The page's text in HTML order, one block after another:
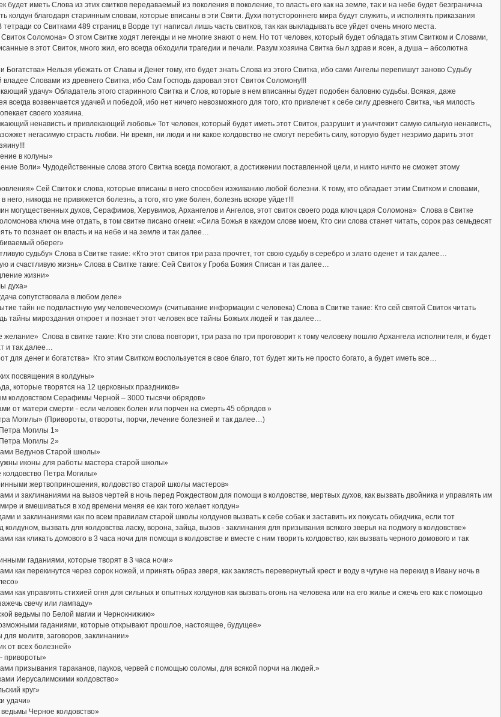
будет иметь Слова из этих свитков передаваемый из поколения в поколение, то власть его как на земле, так и на небе будет безгранична
колдун благодаря старинным словам, которые вписаны в эти Свити. Духи потустороннего мира будут служить, и исполнять приказания
тетради со Свитками 489 страниц в Ворде тут написал лишь часть свитков, так как выкладывать все уйдет очень много места.
Соломона» О этом Свитке ходят легенды и не многие знают о нем. Но тот человек, который будет обладать этим Свитком и Словами,
в этот Свиток, много жил, его всегда обходили трагедии и печали. Разум хозяина Свитка был здрав и ясен, а душа – абсолютна
Богатства» Нельзя убежать от Славы и Денег тому, кто будет знать Слова из этого Свитка, ибо сами Ангелы перепишут заново Судьбу
владее Словами из древнего Свитка, ибо Сам Господь даровал этот Свиток Соломону!!!
удачу» Обладатель этого старинного Свитка и Слов, которые в нем вписанны будет подобен баловню судьбы. Всякая, даже
всегда возвенчается удачей и победой, ибо нет ничего невозможного для того, кто привлечет к себе силу древнего Свитка, чья милость
своего хозяина.
ненависть и привлекающий любовь» Тот человек, который будет иметь этот Свиток, разрушит и уничтожит самую сильную ненависть,
негасимую страсть любви. Ни время, ни люди и ни какое колдовство не смогут перебить силу, которую будет незримо дарить этот
в колуны»
Воли» Чудодейственные слова этого Свитка всегда помогают, а достижении поставленной цели, и никто ничто не сможет этому
Сей Свиток и слова, которые вписаны в него способен изживанию любой болезни. К тому, кто обладает этим Свитком и словами,
него, никогда не привяжется болезнь, а того, кто уже болен, болезнь вскоре уйдет!!!
могущественных духов, Серафимов, Херувимов, Архангелов и Ангелов, этот свиток своего рода ключ царя Соломона» Слова в Свитке
ключа мне отдать, в том свитке писано огнем: «Сила Божья в каждом слове моем, Кто сии слова станет читать, сорок раз семьдесят
то познает он власть и на небе и на земле и так далее…
оберег»
судьбу» Слова в Свитке такие: «Кто этот свиток три раза прочтет, тот свою судьбу в серебро и злато оденет и так далее…
и счастливую жизнь» Слова в Свитке такие: Сей Свиток у Гроба Божия Списан и так далее…
жизни»
духа»
сопутствовала в любом деле»
тайн не подвластную уму человеческому» (считывание информации с человека) Слова в Свитке такие: Кто сей святой Свиток читать
тайны мироздания откроет и познает этот человек все тайны Божьих людей и так далее…
Слова в свитке такие: Кто эти слова повторит, три раза по три проговорит к тому человеку пошлю Архангела исполнителя, и будет
и так далее…
для денег и богатства» Кто этим Свитком воспользуется в свое благо, тот будет жить не просто богато, а будет иметь все…
посвящения в колдуны»
которые творятся на 12 церковных праздников»
колдовством Серафимы Черной – 3000 тысячи обрядов»
от матери смерти - если человек болен или порчен на смерть 45 обрядов »
Могилы» (Привороты, отвороты, порчи, лечение болезней и так далее…)
Могилы 1»
Могилы 2»
Ведунов Старой школы»
иконы для работы мастера старой школы»
колдовство Петра Могилы»
жертвоприношения, колдовство старой школы мастеров»
и заклинаниями на вызов чертей в ночь перед Рождеством для помощи в колдовстве, мертвых духов, как вызвать двойника и управлять им
и вмешиваться в ход времени меняя ее как того желает колдун»
и заклинаниями как по всем правилам старой школы колдунов вызвать к себе собак и заставить их покусать обидчика, если тот
колдуном, вызвать для колдовства ласку, ворона, зайца, вызов - заклинания для призывания всякого зверья на подмогу в колдовстве»
как кликать домового в 3 часа ночи для помощи в колдовстве и вместе с ним творить колдовство, как вызвать черного домового и так
гаданиями, которые творят в 3 часа ночи»
как перекинутся через сорок ножей, и принять образ зверя, как заклясть перевернутый крест и воду в чугуне на перекид в Ивану ночь в
как управлять стихией огня для сильных и опытных колдунов как вызвать огонь на человека или на его жилье и сжечь его как с помощью
свечу или лампаду»
ведьмы по Белой магии и Чернокнижию»
гаданиями, которые открывают прошлое, настоящее, будущее»
для молитв, заговоров, заклинании»
от всех болезней»
привороты»
призывания тараканов, пауков, червей с помощью соломы, для всякой порчи на людей.»
Иерусалимскими колдовство»
круг»
удачи»
Черное колдовство»